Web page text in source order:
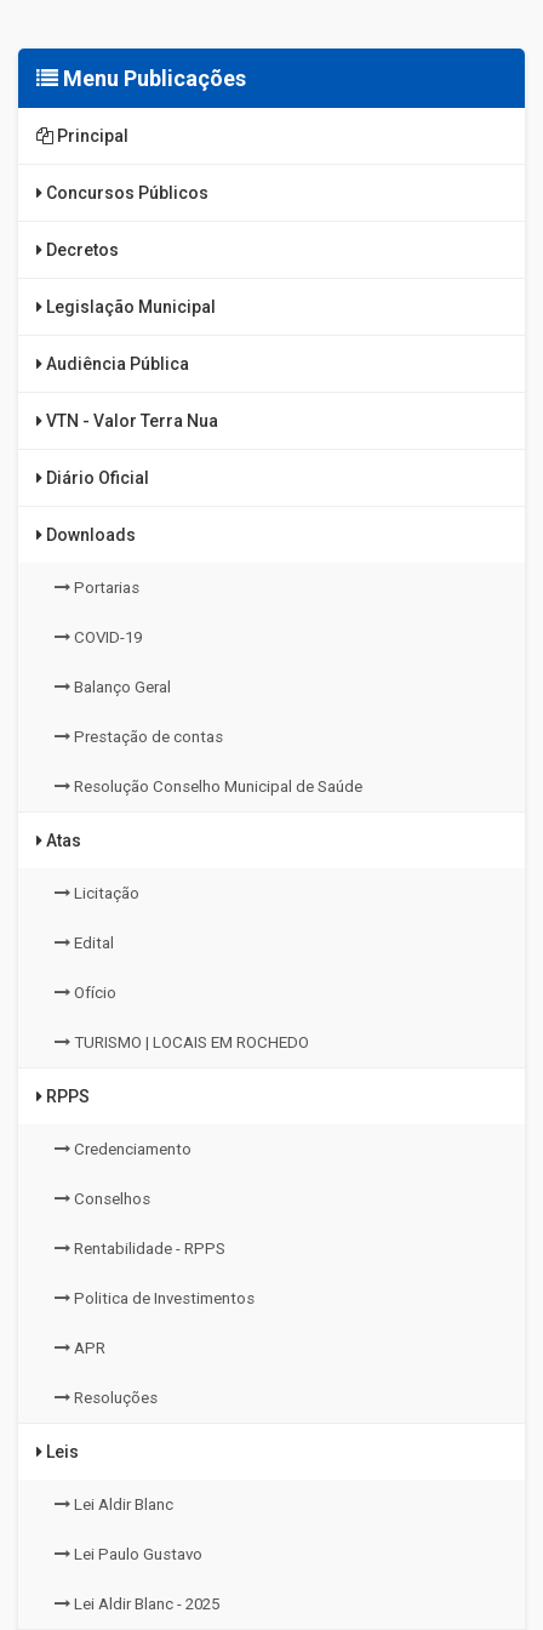
Menu Publicações
Principal
Concursos Públicos
Decretos
Legislação Municipal
Audiência Pública
VTN - Valor Terra Nua
Diário Oficial
Downloads
Portarias
COVID-19
Balanço Geral
Prestação de contas
Resolução Conselho Municipal de Saúde
Atas
Licitação
Edital
Ofício
TURISMO | LOCAIS EM ROCHEDO
RPPS
Credenciamento
Conselhos
Rentabilidade - RPPS
Politica de Investimentos
APR
Resoluções
Leis
Lei Aldir Blanc
Lei Paulo Gustavo
Lei Aldir Blanc - 2025